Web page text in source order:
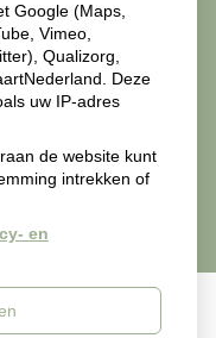
naar
Google (Maps,
Vimeo,
Qualizorg,
Deze
uw IP-adres
de website kunt
intrekken of
en